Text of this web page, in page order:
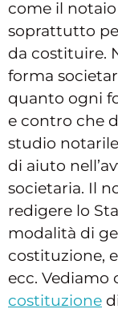
come il
soprattutto
da costituire.
forma
quanto ogni
e contro che
studio
di aiuto
societaria. Il
redigere lo
modalità di
costituzione,
ecc. Vediamo
costituzione